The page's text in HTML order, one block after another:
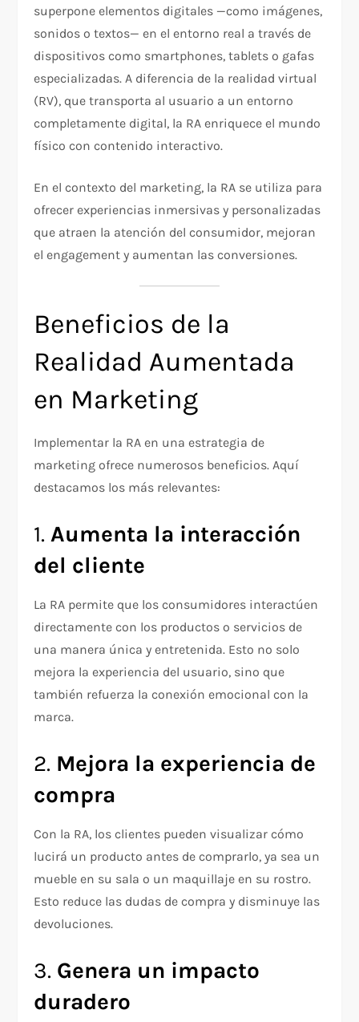
superpone elementos digitales —como imágenes,
sonidos o textos— en el entorno real a través de
dispositivos como smartphones, tablets o gafas
especializadas. A diferencia de la realidad virtual
(RV), que transporta al usuario a un entorno
completamente digital, la RA enriquece el mundo
físico con contenido interactivo.
En el contexto del marketing, la RA se utiliza para
ofrecer experiencias inmersivas y personalizadas
que atraen la atención del consumidor, mejoran
el engagement y aumentan las conversiones.
Beneficios de la
Realidad Aumentada
en Marketing
Implementar la RA en una estrategia de
marketing ofrece numerosos beneficios. Aquí
destacamos los más relevantes:
1. Aumenta la interacción
del cliente
La RA permite que los consumidores interactúen
directamente con los productos o servicios de
una manera única y entretenida. Esto no solo
mejora la experiencia del usuario, sino que
también refuerza la conexión emocional con la
marca.
2. Mejora la experiencia de
compra
Con la RA, los clientes pueden visualizar cómo
lucirá un producto antes de comprarlo, ya sea un
mueble en su sala o un maquillaje en su rostro.
Esto reduce las dudas de compra y disminuye las
devoluciones.
3. Genera un impacto
duradero